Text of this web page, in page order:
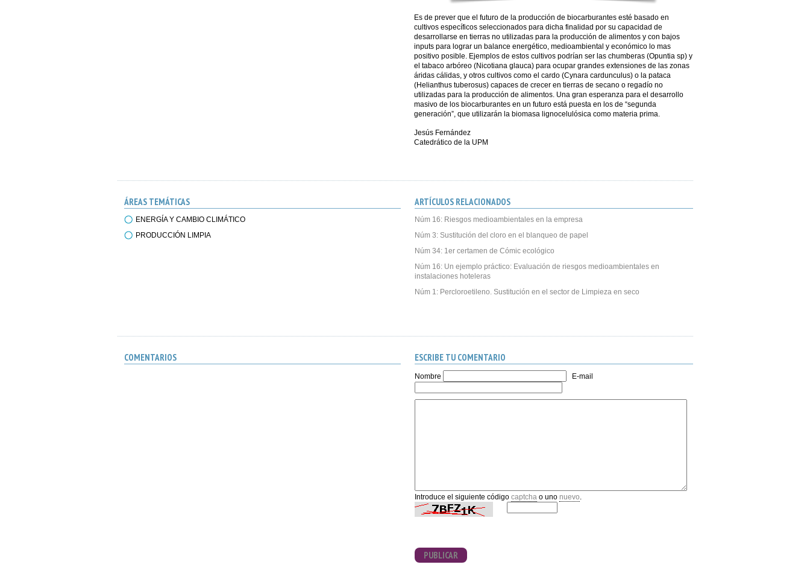
Es de prever que el futuro de la producción de biocarburantes esté basado en
cultivos específicos seleccionados para dicha finalidad por su capacidad de
desarrollarse en tierras no utilizadas para la producción de alimentos y con bajos
inputs para lograr un balance energético, medioambiental y económico lo mas
positivo posible. Ejemplos de estos cultivos podrían ser las chumberas (Opuntia sp) y
el tabaco arbóreo (Nicotiana glauca) para ocupar grandes extensiones de las zonas
áridas cálidas, y otros cultivos como el cardo (Cynara cardunculus) o la pataca
(Helianthus tuberosus) capaces de crecer en tierras de secano o regadío no
utilizadas para la producción de alimentos. Una gran esperanza para el desarrollo
masivo de los biocarburantes en un futuro está puesta en los de “segunda
generación”, que utilizarán la biomasa lignocelulósica como materia prima.
Jesús Fernández
Catedrático de la UPM
ÁREAS TEMÁTICAS
ENERGÍA Y CAMBIO CLIMÁTICO
PRODUCCIÓN LIMPIA
ARTÍCULOS RELACIONADOS
Núm 16: Riesgos medioambientales en la empresa
Núm 3: Sustitución del cloro en el blanqueo de papel
Núm 34: 1er certamen de Cómic ecológico
Núm 16: Un ejemplo práctico: Evaluación de riesgos medioambientales en
instalaciones hoteleras
Núm 1: Percloroetileno. Sustitución en el sector de Limpieza en seco
COMENTARIOS ESCRIBE TU COMENTARIO
Nombre E-mail
Introduce el siguiente código captcha o uno nuevo
PUBLICAR